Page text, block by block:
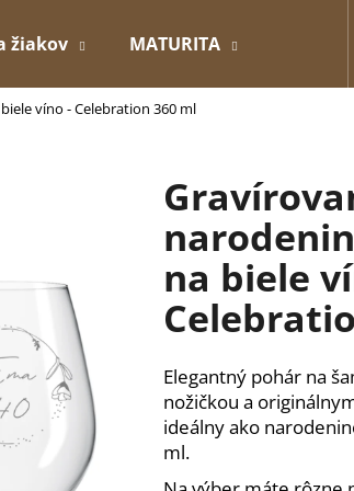
žiakov MATURITA
víno - Celebration 360 ml
na biele
Elegantný pohár na
nožičkou a
ideálny ako
ml.